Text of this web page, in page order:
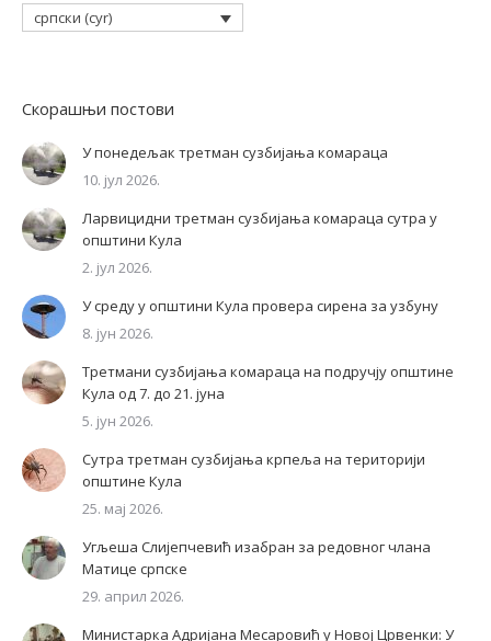
српски (cyr)
Скорашњи постови
У понедељак третман сузбијања комараца
10. јул 2026.
Ларвицидни третман сузбијања комараца сутра у
општини Кула
2. јул 2026.
У среду у општини Кула провера сирена за узбуну
8. јун 2026.
Третмани сузбијања комараца на подручју општине
Кула од 7. до 21. јуна
5. јун 2026.
Сутра третман сузбијања крпеља на територији
општине Кула
25. мај 2026.
Угљеша Слијепчевић изабран за редовног члана
Матице српске
29. април 2026.
Министарка Адријана Месаровић у Новој Црвенки: У